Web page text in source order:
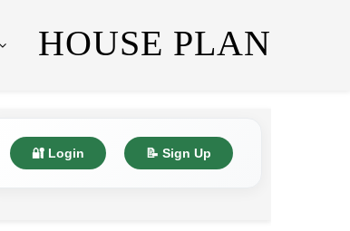
HOUSE PLAN
🔐 Login 📝 Sign Up